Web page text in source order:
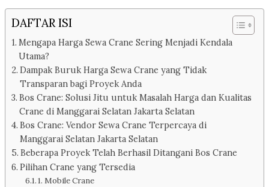
DAFTAR ISI
Mengapa Harga Sewa Crane Sering Menjadi Kendala
Utama?
Dampak Buruk Harga Sewa Crane yang Tidak
Transparan bagi Proyek Anda
Bos Crane: Solusi Jitu untuk Masalah Harga dan Kualitas
Crane di Manggarai Selatan Jakarta Selatan
Bos Crane: Vendor Sewa Crane Terpercaya di
Manggarai Selatan Jakarta Selatan
Beberapa Proyek Telah Berhasil Ditangani Bos Crane
Pilihan Crane yang Tersedia
1. Mobile Crane